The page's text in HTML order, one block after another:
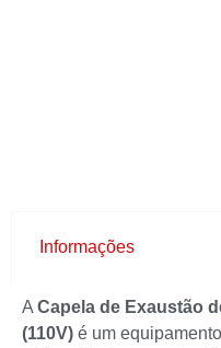
Informações
A Capela de Exaustão
(110V) é um